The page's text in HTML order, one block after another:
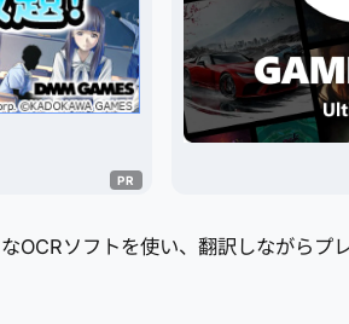
ソフトを使い、翻訳しながらプ